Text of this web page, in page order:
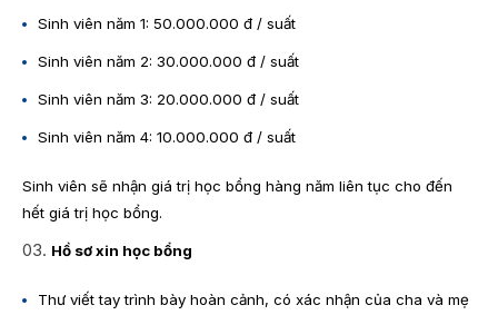
Sinh viên năm 1: 50.000.000 đ / suất
Sinh viên năm 2: 30.000.000 đ / suất
Sinh viên năm 3: 20.000.000 đ / suất
Sinh viên năm 4: 10.000.000 đ / suất
Sinh viên sẽ nhận giá trị học bổng hàng năm liên tục cho đến
hết giá trị học bổng.
Hồ sơ xin học bổng
Thư viết tay trình bày hoàn cảnh, có xác nhận của cha và mẹ